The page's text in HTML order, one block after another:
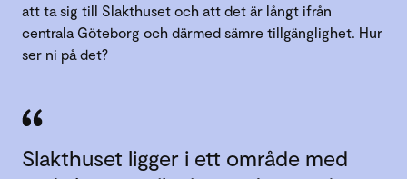
att ta sig till Slakthuset och att det är långt ifrån
centrala Göteborg och därmed sämre tillgänglighet. Hur
ser ni på det?
Slakthuset ligger i ett område med